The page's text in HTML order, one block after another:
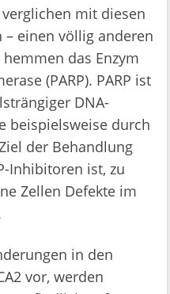
mit diesen
einen völlig anderen
das Enzym
(PARP). PARP ist
DNA-
beispielsweise durch
der Behandlung
Inhibitoren ist, zu
Zellen Defekte im
in den
vor, werden